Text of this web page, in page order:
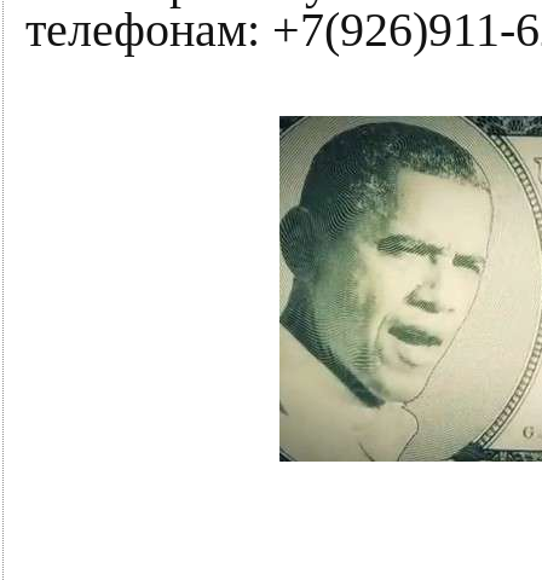
телефонам: +7(926)911-